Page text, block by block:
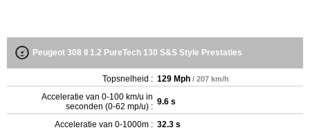
Peugeot 308 II 1.2 PureTech 130 S&S Style Prestaties
Topsnelheid : 129 Mph / 207 km/h
Acceleratie van 0-100 km/u in
seconden (0-62 mp/u) : 9.6 s
Acceleratie van 0-1000m : 32.3 s